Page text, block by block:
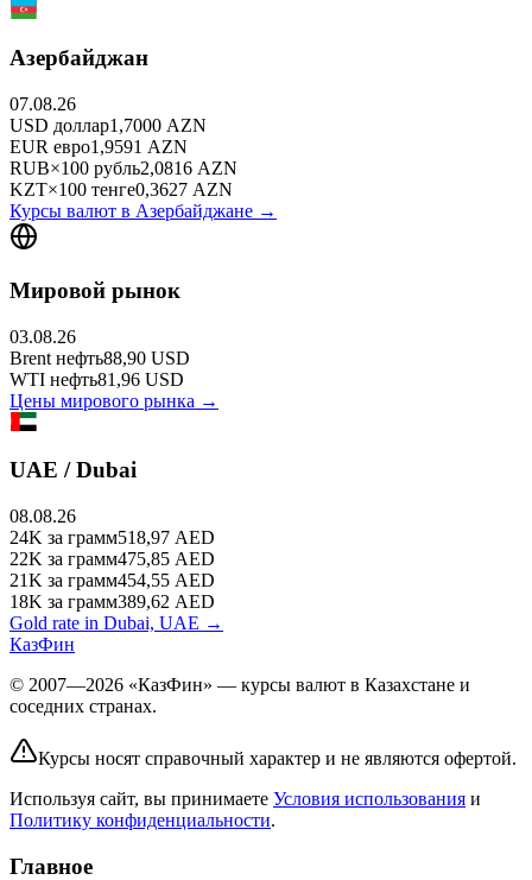
Азербайджан
07.08.26
USD доллар1,7000 AZN
EUR евро1,9591 AZN
RUB×100 рубль2,0816 AZN
KZT×100 тенге0,3627 AZN
Курсы валют в Азербайджане →
Мировой рынок
03.08.26
Brent нефть88,90 USD
WTI нефть81,96 USD
Цены мирового рынка →
UAE / Dubai
08.08.26
24K за грамм518,97 AED
22K за грамм475,85 AED
21K за грамм454,55 AED
18K за грамм389,62 AED
Gold rate in Dubai, UAE →
КазФин
© 2007—2026 «КазФин» — курсы валют в Казахстане и
соседних странах.
Курсы носят справочный характер и не являются офертой.
Используя сайт, вы принимаете Условия использования и
Политику конфиденциальности.
Главное